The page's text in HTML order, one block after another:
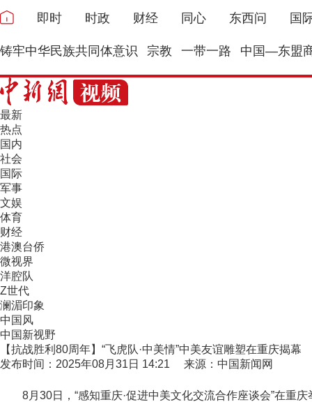
即时 时政 财经 同心 东西问 国
铸牢中华民族共同体意识 宗教 一带一路 中国—东盟
最新
热点
国内
社会
国际
军事
文娱
体育
财经
港澳台侨
微视界
洋腔队
Z世代
澜湄印象
中国风
中国新视野
【抗战胜利80周年】“飞虎队·中美情”中美友谊雕塑在重庆揭幕
发布时间：2025年08月31日 14:21 来源：中国新闻网
8月30日，“感知重庆·促进中美文化交流合作座谈会”在重庆